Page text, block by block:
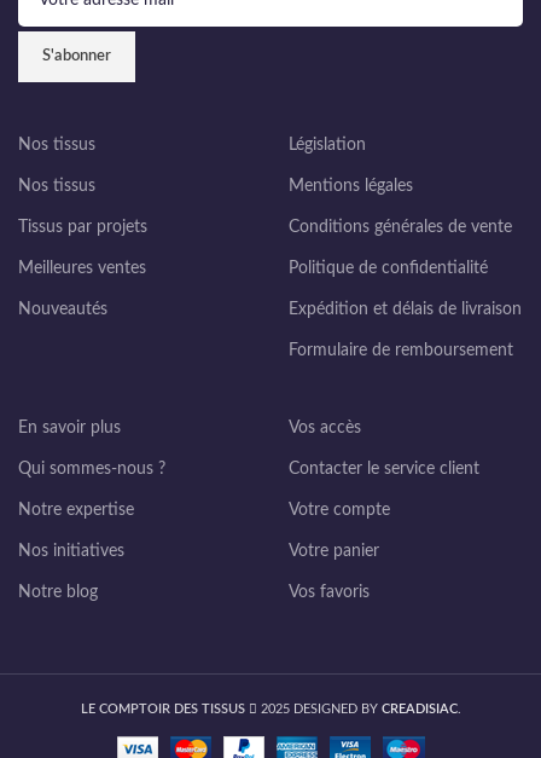
Nos tissus
Nos tissus
Tissus par projets
Meilleures ventes
Nouveautés
Législation
Mentions légales
Conditions générales de vente
Politique de confidentialité
Expédition et délais de livraison
Formulaire de remboursement
En savoir plus
Qui sommes-nous ?
Notre expertise
Nos initiatives
Notre blog
Vos accès
Contacter le service client
Votre compte
Votre panier
Vos favoris
LE COMPTOIR DES TISSUS 2025 DESIGNED BY CREADISIAC.